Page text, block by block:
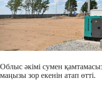
Облыс әкімі сумен
маңызы зор екенін атап өтті.